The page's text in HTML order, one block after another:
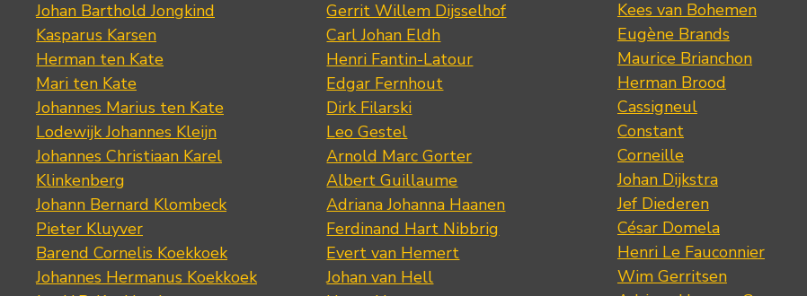
Johan Barthold Jongkind
Kasparus Karsen
Herman ten Kate
Mari ten Kate
Johannes Marius ten Kate
Lodewijk Johannes Kleijn
Johannes Christiaan Karel
Klinkenberg
Johann Bernard Klombeck
Pieter Kluyver
Barend Cornelis Koekkoek
Johannes Hermanus Koekkoek
Gerrit Willem Dijsselhof
Carl Johan Eldh
Henri Fantin-Latour
Edgar Fernhout
Dirk Filarski
Leo Gestel
Arnold Marc Gorter
Albert Guillaume
Adriana Johanna Haanen
Ferdinand Hart Nibbrig
Evert van Hemert
Johan van Hell
Kees van Bohemen
Eugène Brands
Maurice Brianchon
Herman Brood
Cassigneul
Constant
Corneille
Johan Dijkstra
Jef Diederen
César Domela
Henri Le Fauconnier
Wim Gerritsen